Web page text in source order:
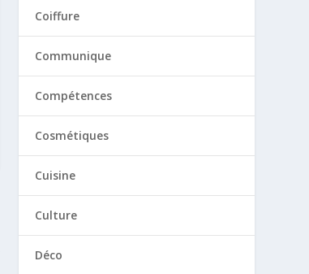
Coiffure
Communique
Compétences
Cosmétiques
Cuisine
Culture
Déco